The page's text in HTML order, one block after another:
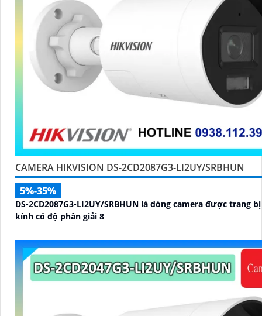
CAMERA HIKVISION DS-2CD2087G3-LI2UY/SRBHUN
5%-35%
DS-2CD2087G3-LI2UY/SRBHUN là dòng camera được trang
kính có độ phân giải 8